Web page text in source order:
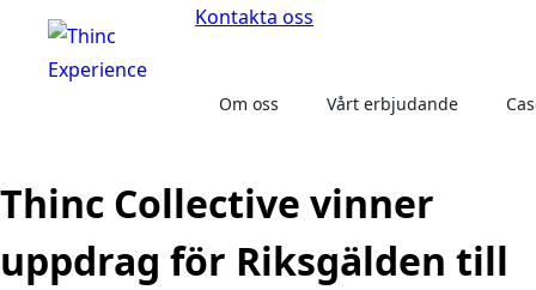
Kontakta oss
Om oss Vårt erbjudande
Thinc Collective vinner
uppdrag för Riksgälden till